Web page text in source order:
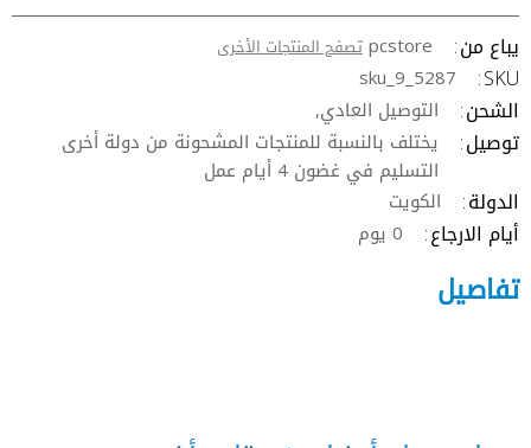
يباع من
pcstore تصفح المنتجات الأخرى
SKU
sku_9_5287
الشحن التوصيل العادي,
توصيل
يختلف بالنسبة للمنتجات المشحونة من دولة أخرى
التسليم في غضون 4 أيام عمل
الدولة الكويت
أيام الارجاع 0 يوم
تفاصيل